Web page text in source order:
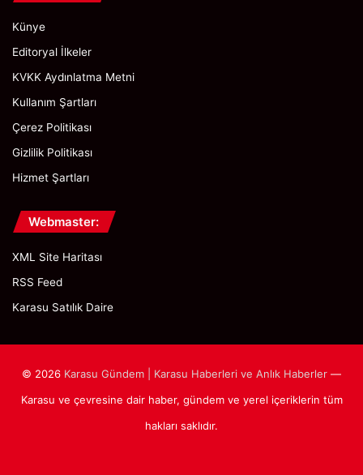
Künye
Editoryal İlkeler
KVKK Aydınlatma Metni
Kullanım Şartları
Çerez Politikası
Gizlilik Politikası
Hizmet Şartları
Webmaster:
XML Site Haritası
RSS Feed
Karasu Satılık Daire
© 2026 Karasu Gündem | Karasu Haberleri ve Anlık Haberler —
Karasu ve çevresine dair haber, gündem ve yerel içeriklerin tüm
hakları saklıdır.